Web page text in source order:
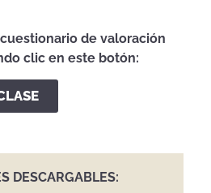
de valoración
clic en este botón:
DESCARGABLES: